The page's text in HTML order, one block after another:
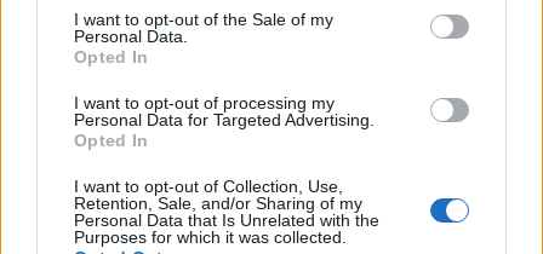
consent section.
I want to opt-out of the Sale of my
Personal Data.
Opted In
I want to opt-out of processing my
Personal Data for Targeted Advertising.
Opted In
I want to opt-out of Collection, Use,
Retention, Sale, and/or Sharing of my
Personal Data that Is Unrelated with the
Purposes for which it was collected.
Maschio 2.440 EUR
Femmina
L’aumento e la diminuzione percentuali sono relativi al
Confronto salariale per sesso in Germania per
tutte le carriere